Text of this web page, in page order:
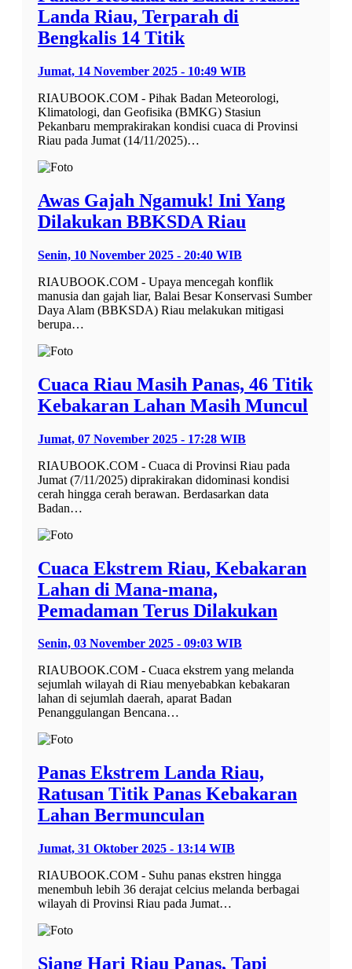
Landa Riau, Terparah di
Bengkalis 14 Titik
Jumat, 14 November 2025 - 10:49 WIB
RIAUBOOK.COM - Pihak Badan Meteorologi,
Klimatologi, dan Geofisika (BMKG) Stasiun
Pekanbaru memprakirakan kondisi cuaca di Provinsi
Riau pada Jumat (14/11/2025)…
Awas Gajah Ngamuk! Ini Yang
Dilakukan BBKSDA Riau
Senin, 10 November 2025 - 20:40 WIB
RIAUBOOK.COM - Upaya mencegah konflik
manusia dan gajah liar, Balai Besar Konservasi Sumber
Daya Alam (BBKSDA) Riau melakukan mitigasi
berupa…
Cuaca Riau Masih Panas, 46 Titik
Kebakaran Lahan Masih Muncul
Jumat, 07 November 2025 - 17:28 WIB
RIAUBOOK.COM - Cuaca di Provinsi Riau pada
Jumat (7/11/2025) diprakirakan didominasi kondisi
cerah hingga cerah berawan. Berdasarkan data
Badan…
Cuaca Ekstrem Riau, Kebakaran
Lahan di Mana-mana,
Pemadaman Terus Dilakukan
Senin, 03 November 2025 - 09:03 WIB
RIAUBOOK.COM - Cuaca ekstrem yang melanda
sejumlah wilayah di Riau menyebabkan kebakaran
lahan di sejumlah daerah, aparat Badan
Penanggulangan Bencana…
Panas Ekstrem Landa Riau,
Ratusan Titik Panas Kebakaran
Lahan Bermunculan
Jumat, 31 Oktober 2025 - 13:14 WIB
RIAUBOOK.COM - Suhu panas ekstren hingga
menembuh lebih 36 derajat celcius melanda berbagai
wilayah di Provinsi Riau pada Jumat…
Siang Hari Riau Panas, Tapi